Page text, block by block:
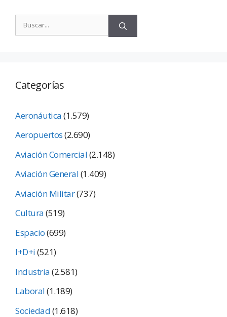
Categorías
Aeronáutica(1.579)
Aeropuertos(2.690)
Aviación Comercial(2.148)
Aviación General(1.409)
Aviación Militar(737)
Cultura(519)
Espacio(699)
I+D+i(521)
Industria(2.581)
Laboral(1.189)
Sociedad(1.618)